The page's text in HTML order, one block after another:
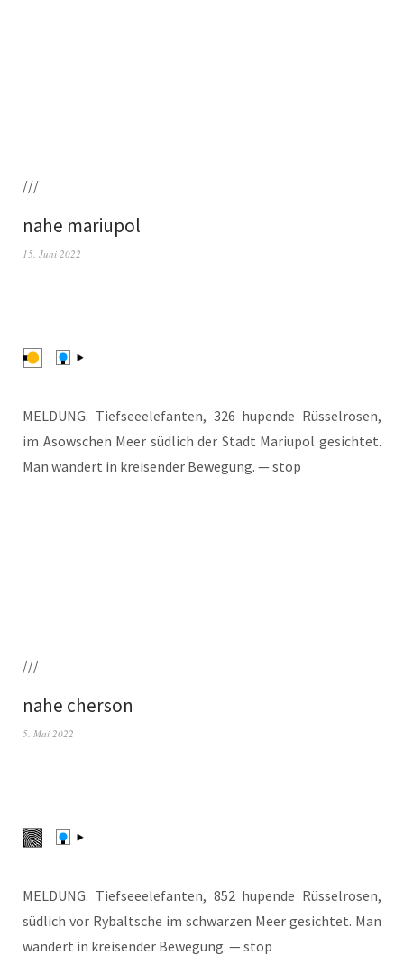
///
nahe mariupol
15. Juni 2022
MELDUNG. Tief­see­ele­fan­ten, 326 hupen­de Rüs­sel­ro­sen,
im Asow­schen Meer süd­lich der Stadt Mariu­pol gesich­tet.
Man wan­dert in krei­sen­der Bewe­gung. — stop
///
nahe cherson
5. Mai 2022
MELDUNG. Tief­see­ele­fan­ten, 852 hupen­de Rüs­sel­ro­sen,
süd­lich vor Rybalt­sche im schwar­zen Meer gesich­tet. Man
wan­dert in krei­sen­der Bewe­gung. — stop